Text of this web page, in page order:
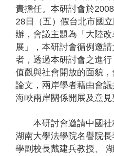
聲
明
雙
語
詞
彙
對
照
網
站
責擔任。本研討會於
28日（五）假台北市國
辦，會議主題為「大陸
展」，本研討會循例邀
者，透過本研討會之進
值觀與社會開放的面貌
論文，兩岸學者藉由會
海峽兩岸關係開展及意見
本研討會邀請中國社
湖南大學法學院名譽院
學副校長戴建兵教授、